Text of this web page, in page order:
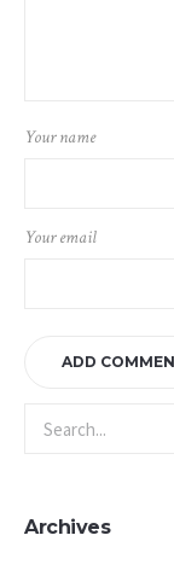
Your name
Your email
Archives